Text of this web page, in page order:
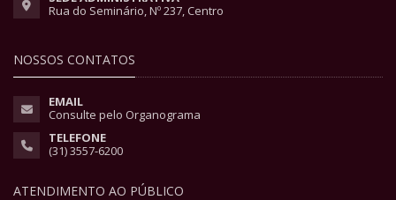
Rua do Seminário, Nº 237, Centro
NOSSOS CONTATOS
EMAIL
Consulte pelo Organograma
TELEFONE
(31) 3557-6200
ATENDIMENTO AO PÚBLICO